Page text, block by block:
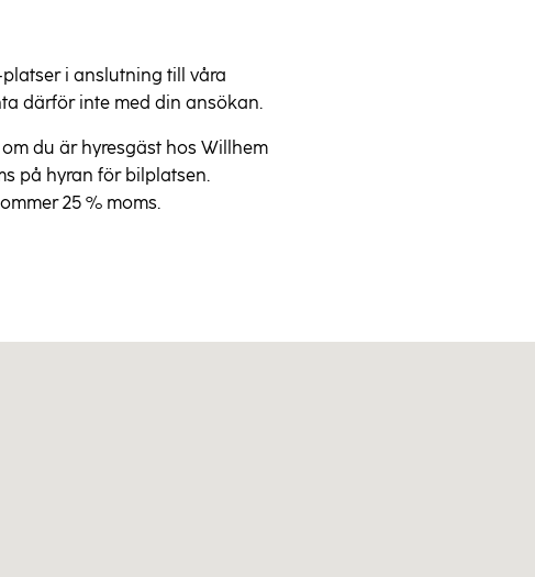
i anslutning till våra
därför inte med din ansökan.
du är hyresgäst hos Willhem
på hyran för bilplatsen.
25 % moms.